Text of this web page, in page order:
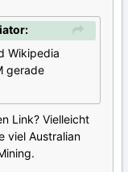
Wikipedia
gerade
Link? Vielleicht
viel Australian